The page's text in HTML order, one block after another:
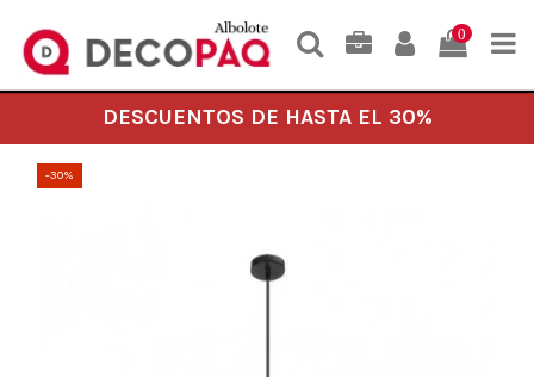
0
DESCUENTOS DE HASTA EL 30%
-30%